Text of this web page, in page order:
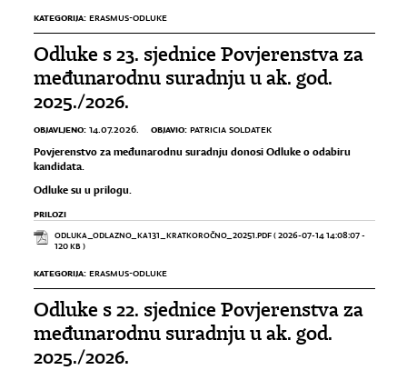
KATEGORIJA: ERASMUS-ODLUKE
Odluke s 23. sjednice Povjerenstva za
međunarodnu suradnju u ak. god.
2025./2026.
OBJAVLJENO: 14.07.2026. OBJAVIO: PATRICIA SOLDATEK
Povjerenstvo za međunarodnu suradnju donosi Odluke o odabiru
kandidata.
Odluke su u prilogu.
PRILOZI
ODLUKA_ODLAZNO_KA131_KRATKOROČNO_20251.PDF( 2026-07-14 14:08:07 -
120 KB )
KATEGORIJA: ERASMUS-ODLUKE
Odluke s 22. sjednice Povjerenstva za
međunarodnu suradnju u ak. god.
2025./2026.